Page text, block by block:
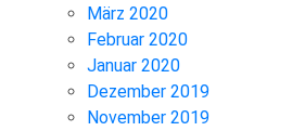
März 2020
Februar 2020
Januar 2020
Dezember 2019
November 2019